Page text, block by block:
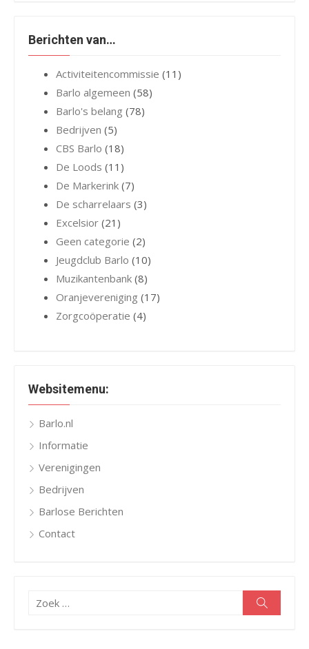
Berichten van…
Activiteitencommissie (11)
Barlo algemeen (58)
Barlo's belang (78)
Bedrijven (5)
CBS Barlo (18)
De Loods (11)
De Markerink (7)
De scharrelaars (3)
Excelsior (21)
Geen categorie (2)
Jeugdclub Barlo (10)
Muzikantenbank (8)
Oranjevereniging (17)
Zorgcoöperatie (4)
Websitemenu:
Barlo.nl
Informatie
Verenigingen
Bedrijven
Barlose Berichten
Contact
Zoeken